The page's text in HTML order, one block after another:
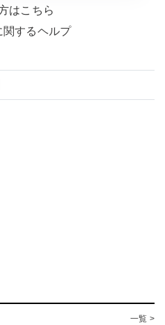
はこちら
関するヘルプ
一覧 >